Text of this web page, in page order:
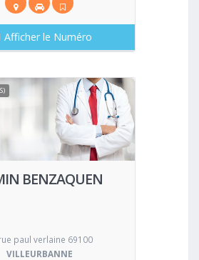
Afficher le Numéro
BENZAQUEN
Voir
paul verlaine 69100
VILLEURBANNE